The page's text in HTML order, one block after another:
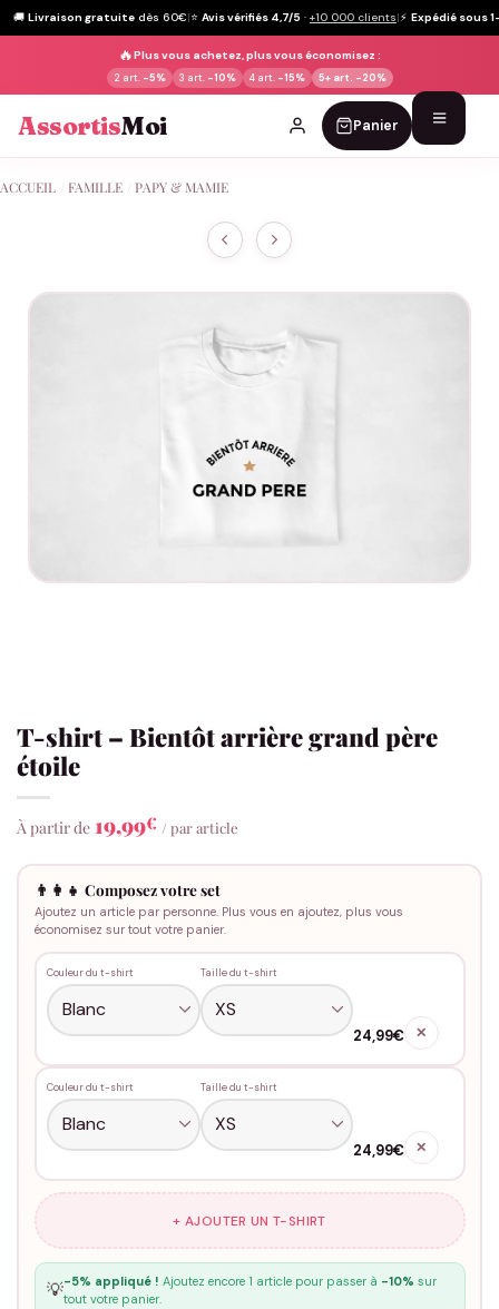
🚚 Livraison gratuite dès 60€|⭐ Avis vérifiés 4,7/5 · +10 000 clients|⚡ Expédié sous
🔥Plus vous achetez, plus vous économisez :
2 art. -5% 3 art. -10% 4 art. -15% 5+ art. -20%
AssortisMoi Panier
au
ACCUEIL FAMILLE PAPY & MAMIE
T-shirt – Bientôt arrière grand père
étoile
À partir de 19,99€ / par article
👨‍👩‍👧 Composez votre set
Ajoutez un article par personne. Plus vous en ajoutez, plus vous
économisez sur tout votre panier.
Couleur du t-shirt Taille du t-shirt
24,99€ ✕
Couleur du t-shirt Taille du t-shirt
24,99€ ✕
+ AJOUTER UN T-SHIRT
💡-5% appliqué ! Ajoutez encore 1 article pour passer à -10% sur
tout votre panier.